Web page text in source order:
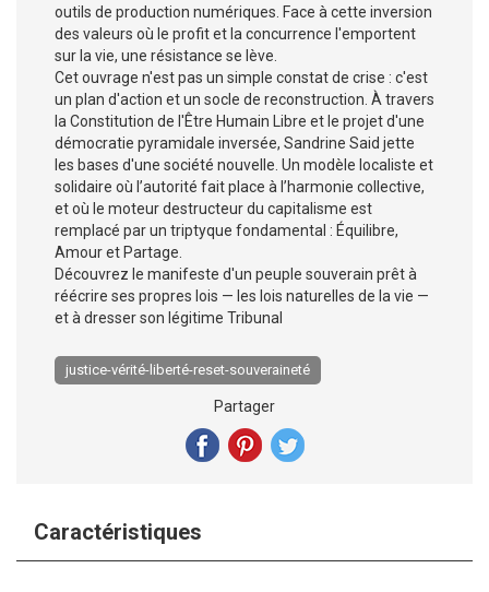
outils de production numériques. Face à cette inversion
des valeurs où le profit et la concurrence l'emportent
sur la vie, une résistance se lève.
Cet ouvrage n'est pas un simple constat de crise : c'est
un plan d'action et un socle de reconstruction. À travers
la Constitution de l'Être Humain Libre et le projet d'une
démocratie pyramidale inversée, Sandrine Said jette
les bases d'une société nouvelle. Un modèle localiste et
solidaire où l’autorité fait place à l’harmonie collective,
et où le moteur destructeur du capitalisme est
remplacé par un triptyque fondamental : Équilibre,
Amour et Partage.
Découvrez le manifeste d'un peuple souverain prêt à
réécrire ses propres lois — les lois naturelles de la vie —
et à dresser son légitime Tribunal
justice-vérité-liberté-reset-souveraineté
Partager
Caractéristiques